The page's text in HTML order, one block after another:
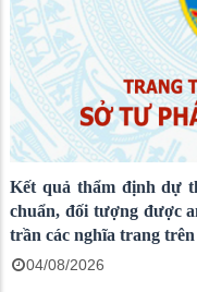
Kết quả thẩm định dự
chuẩn, đối tượng được
trần các nghĩa trang
04/08/2026